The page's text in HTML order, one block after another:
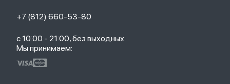
+7 (812) 660-53-80
с 10:00 - 21:00, без выходных
Мы принимаем: